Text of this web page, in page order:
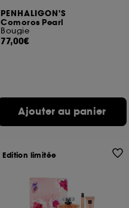
PENHALIGON'S
Comoros Pearl
Bougie
77,00€
Ajouter au panier
Edition limitée